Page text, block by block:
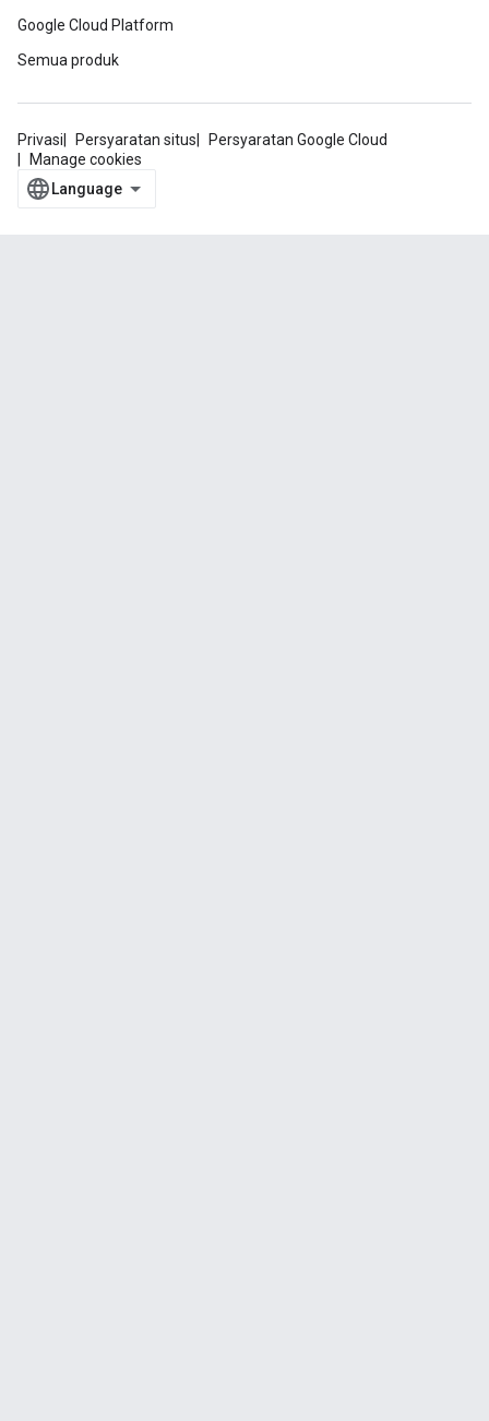
Google Cloud Platform
Semua produk
Privasi Persyaratan situs
Persyaratan Google Cloud
Manage cookies